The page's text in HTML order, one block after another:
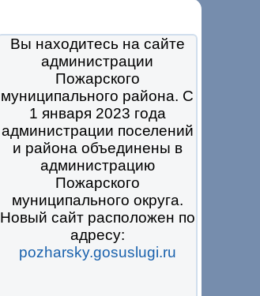
Вы находитесь на сайте
администрации
Пожарского
муниципального района. С
1 января 2023 года
администрации поселений
и района объединены в
администрацию
Пожарского
муниципального округа.
Новый сайт расположен по
адресу:
pozharsky.gosuslugi.ru